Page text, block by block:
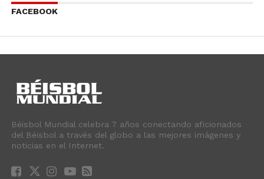
FACEBOOK
Béisbol Mundial celebra 7 años conectando aficionados
del Béisbol a través del globo a las mejores imágenes y
noticias en el Internet.